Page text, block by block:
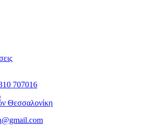
707016